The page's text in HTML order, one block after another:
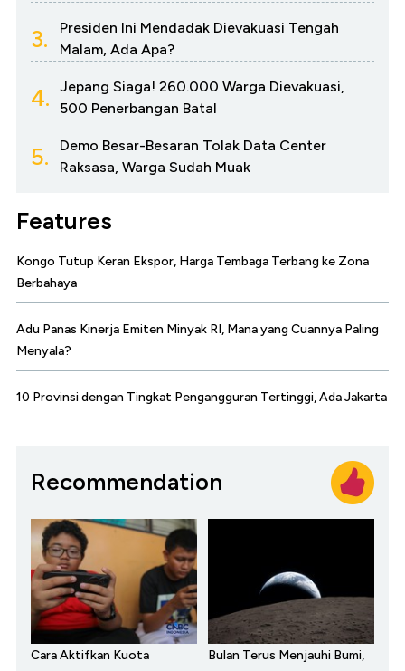
3.
Presiden Ini Mendadak Dievakuasi Tengah
Malam, Ada Apa?
4.
Jepang Siaga! 260.000 Warga Dievakuasi,
500 Penerbangan Batal
5.
Demo Besar-Besaran Tolak Data Center
Raksasa, Warga Sudah Muak
Features
Kongo Tutup Keran Ekspor, Harga Tembaga Terbang ke Zona
Berbahaya
Adu Panas Kinerja Emiten Minyak RI, Mana yang Cuannya Paling
Menyala?
10 Provinsi dengan Tingkat Pengangguran Tertinggi, Ada Jakarta
Recommendation
Cara Aktifkan Kuota
Bulan Terus Menjauhi Bumi,